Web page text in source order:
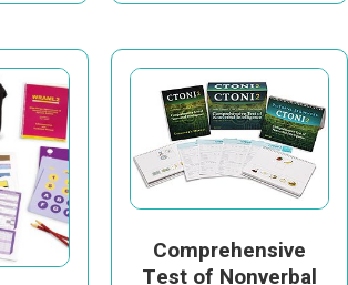
Comprehensive
Test of Nonverbal